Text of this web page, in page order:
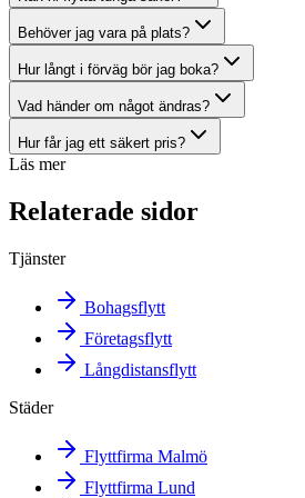
Behöver jag vara på plats?
Hur långt i förväg bör jag boka?
Vad händer om något ändras?
Hur får jag ett säkert pris?
Läs mer
Relaterade sidor
Tjänster
Bohagsflytt
Företagsflytt
Långdistansflytt
Städer
Flyttfirma Malmö
Flyttfirma Lund